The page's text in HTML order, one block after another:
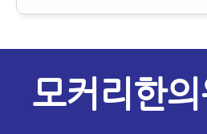
모커리한